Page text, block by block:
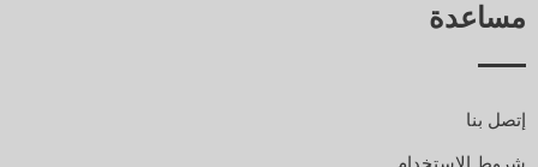
مساعدة
إتصل بنا
شروط الاستخدام